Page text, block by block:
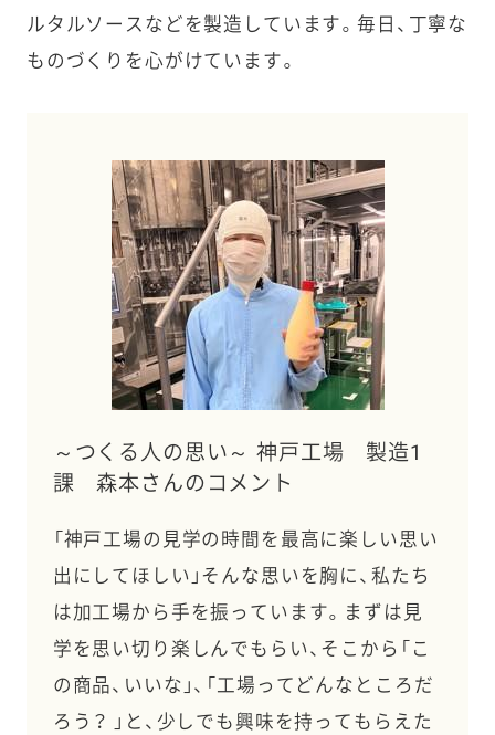
ルタルソースなどを製造しています。毎日、丁寧な
ものづくりを心がけています。
～つくる人の思い～ 神戸工場 製造1
課 森本さんのコメント
「神戸工場の見学の時間を最高に楽しい思い
出にしてほしい」そんな思いを胸に、私たち
は加工場から手を振っています。まずは見
学を思い切り楽しんでもらい、そこから「こ
の商品、いいな」、「工場ってどんなところだ
ろう？ 」と、少しでも興味を持ってもらえた